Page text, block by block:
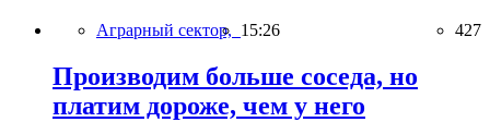
Аграрный сектор, 15:26 427
Производим больше соседа, но
платим дороже, чем у него